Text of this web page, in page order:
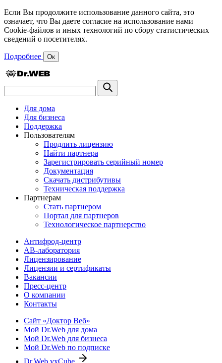
Если Вы продолжите использование данного сайта, это
означает, что Вы даете согласие на использование нами
Cookie-файлов и иных технологий по сбору статистических
сведений о посетителях.
Подробнее Ок
Для дома
Для бизнеса
Поддержка
Пользователям
Продлить лицензию
Найти партнера
Зарегистрировать серийный номер
Документация
Скачать дистрибутивы
Техническая поддержка
Партнерам
Стать партнером
Портал для партнеров
Технологическое партнерство
Антифрод-центр
АВ-лаборатория
Лицензирование
Лицензии и сертификаты
Вакансии
Пресс-центр
О компании
Контакты
Сайт «Доктор Веб»
Мой Dr.Web для дома
Мой Dr.Web для бизнеса
Мой Dr.Web по подписке
Dr.Web vxCube